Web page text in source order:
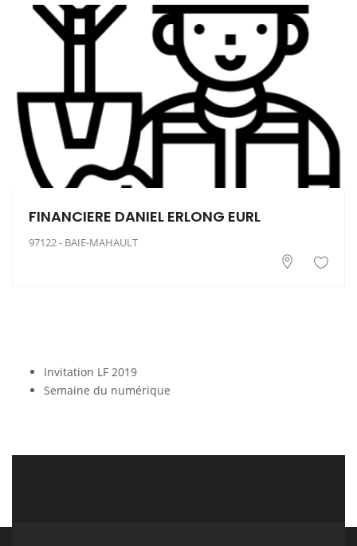
FINANCIERE DANIEL ERLONG EURL
97122 - BAIE-MAHAULT
Invitation LF 2019
Semaine du numérique